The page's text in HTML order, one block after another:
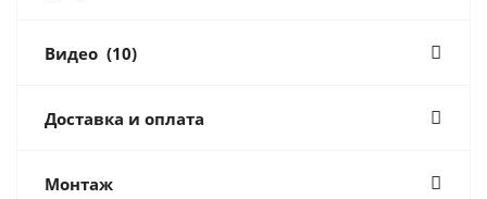
Видео (10)
Доставка и оплата
Монтаж